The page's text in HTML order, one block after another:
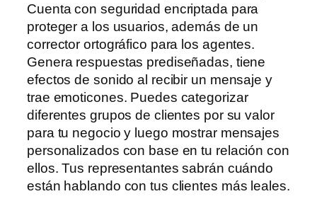
Cuenta con seguridad encriptada para
proteger a los usuarios, además de un
corrector ortográfico para los agentes.
Genera respuestas prediseñadas, tiene
efectos de sonido al recibir un mensaje y
trae emoticones. Puedes categorizar
diferentes grupos de clientes por su valor
para tu negocio y luego mostrar mensajes
personalizados con base ​​en tu relación con
ellos. Tus representantes sabrán cuándo
están hablando con tus clientes más leales.